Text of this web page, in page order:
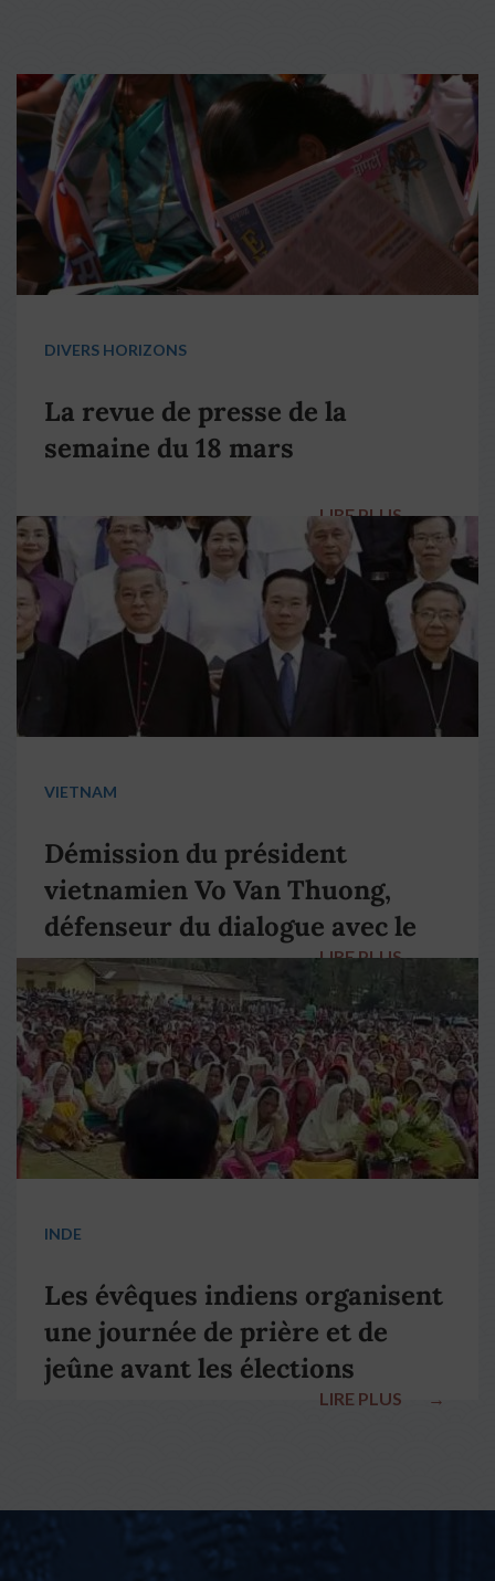
DIVERS HORIZONS
La revue de presse de la
semaine du 18 mars
LIRE PLUS →
VIETNAM
Démission du président
vietnamien Vo Van Thuong,
défenseur du dialogue avec le
pape François
LIRE PLUS →
INDE
Les évêques indiens organisent
une journée de prière et de
jeûne avant les élections
LIRE PLUS →